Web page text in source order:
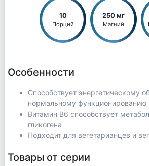
10
Порций
250 мг
Магний
Особенности
Способствует энергетическому
нормальному
Витамин B6 способствует
гликогена
Подходит для вегетарианцев и
Товары от серии